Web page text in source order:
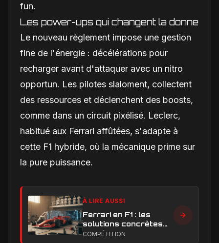
fun.
Les power-ups qui changent la donne
Le nouveau règlement impose une gestion
fine de l'énergie : décélérations pour
recharger avant d'attaquer avec un nitro
opportun. Les pilotes slaloment, collectent
des ressources et déclenchent des boosts,
comme dans un circuit pixélisé. Leclerc,
habitué aux Ferrari affûtées, s'adapte à
cette F1 hybride, où la mécanique prime sur
la pure puissance.
À LIRE AUSSI
Ferrari en F1 : les
solutions concrètes
pour combler son
COMPÉTITION